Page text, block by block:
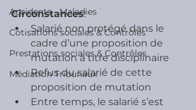
Accidents - Maladies
Cotisations sociales & Contrôles
Prestations sociales & Contrôles
Médiation Tribunaux
Circonstances:
Salarié non protégé dans le
cadre d’une proposition de
mutation à titre disciplinaire
Refus du salarié de cette
proposition de mutation
Entre temps, le salarié s’est